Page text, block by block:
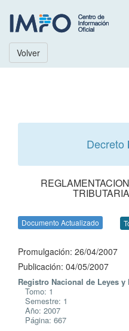
Volver
Decreto
Documento Actualizado
Promulgación: 26/04/2007
Publicación: 04/05/2007
Registro Nacional de Leyes y
Tomo: 1
Semestre: 1
Año: 2007
Página: 667